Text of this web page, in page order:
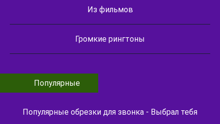
Из фильмов
Громкие рингтоны
Популярные
Популярные обрезки для звонка - Выбрал тебя